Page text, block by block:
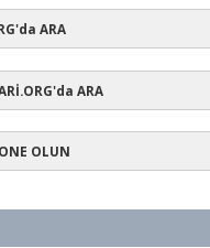
ARA
ARA
OLUN